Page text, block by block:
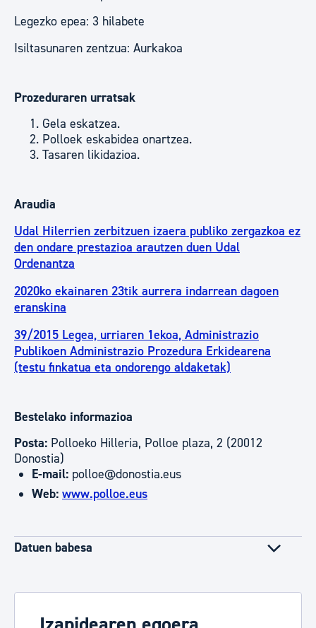
Legezko epea: 3 hilabete
Isiltasunaren zentzua: Aurkakoa
Prozeduraren urratsak
Gela eskatzea.
Polloek eskabidea onartzea.
Tasaren likidazioa.
Araudia
Udal Hilerrien zerbitzuen izaera publiko zergazkoa ez
den ondare prestazioa arautzen duen Udal
Ordenantza
2020ko ekainaren 23tik aurrera indarrean dagoen
eranskina
39/2015 Legea, urriaren 1ekoa, Administrazio
Publikoen Administrazio Prozedura Erkidearena
(testu finkatua eta ondorengo aldaketak)
Bestelako informazioa
Posta: Polloeko Hilleria, Polloe plaza, 2 (20012
Donostia)
E-mail: polloe@donostia.eus
Web: www.polloe.eus
Datuen babesa